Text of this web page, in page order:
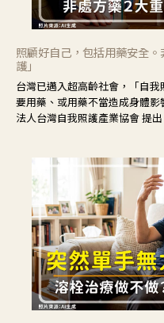
照顧好自己，包括用藥安全
護」
台灣已邁入超高齡社會，「自
要用藥、或用藥不當造成身體
法人台灣自我照護產業協會 提